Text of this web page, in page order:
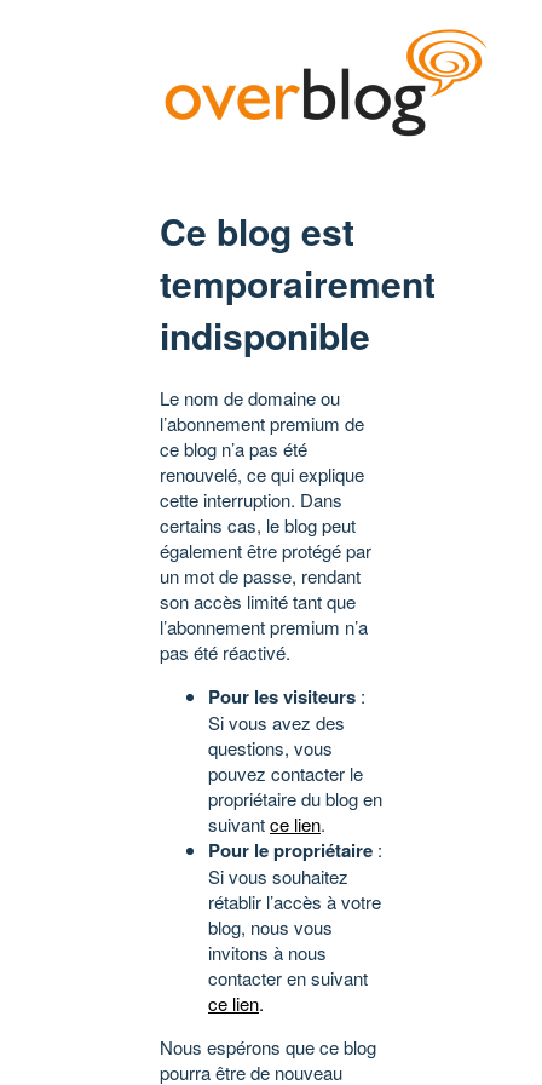
Ce blog est
temporairement
indisponible
Le nom de domaine ou
l’abonnement premium de
ce blog n’a pas été
renouvelé, ce qui explique
cette interruption. Dans
certains cas, le blog peut
également être protégé par
un mot de passe, rendant
son accès limité tant que
l’abonnement premium n’a
pas été réactivé.
Pour les visiteurs :
Si vous avez des
questions, vous
pouvez contacter le
propriétaire du blog en
suivantce lien.
Pour le propriétaire :
Si vous souhaitez
rétablir l’accès à votre
blog, nous vous
invitons à nous
contacter en suivant
ce lien.
Nous espérons que ce blog
pourra être de nouveau